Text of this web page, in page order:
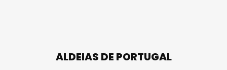
ALDEIAS DE PORTUGAL